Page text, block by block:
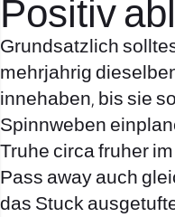
Positiv
Grundsatzlich
mehrjahrig
innehaben, bis sie
Spinnweben
Truhe circa fruher
Pass away auch
das Stuck